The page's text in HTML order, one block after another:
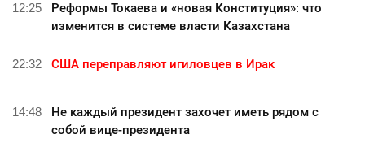
12:25
Реформы Токаева и «новая Конституция»: что
изменится в системе власти Казахстана
22:32 США переправляют игиловцев в Ирак
14:48
Не каждый президент захочет иметь рядом с
собой вице-президента